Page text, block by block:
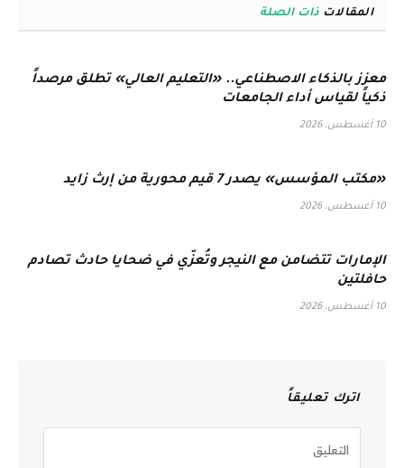
المقالات ذات الصلة
معزز بالذكاء الاصطناعي.. «التعليم العالي» تطلق مرصداً
ذكياً لقياس أداء الجامعات
10 أغسطس، 2026
«مكتب المؤسس» يصدر 7 قيم محورية من إرث زايد
10 أغسطس، 2026
الإمارات تتضامن مع النيجر وتُعزّي في ضحايا حادث تصادم
حافلتين
10 أغسطس، 2026
اترك تعليقاً